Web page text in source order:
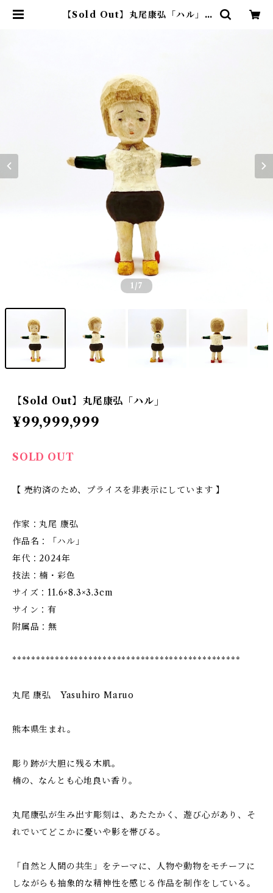
【Sold Out】丸尾康弘「ハル」 |
1 /7
【Sold Out】丸尾康弘「ハル」
¥99,999,999
SOLD OUT
【 売約済のため、プライスを非表示にしています 】
作家：丸尾 康弘
作品名：「ハル」
年代：2024年
技法：楠・彩色
サイズ：11.6×8.3×3.3cm
サイン：有
附属品：無
************************************************
丸尾 康弘 Yasuhiro Maruo
熊本県生まれ。
彫り跡が大胆に残る木肌。
楠の、なんとも心地良い香り。
丸尾康弘が生み出す彫刻は、あたたかく、遊び心があり、そ
れでいてどこかに憂いや影を帯びる。
「自然と人間の共生」をテーマに、人物や動物をモチーフに
しながらも抽象的な精神性を感じる作品を制作をしている。